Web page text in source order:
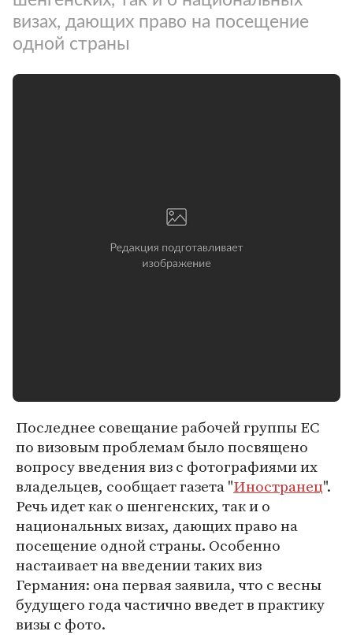
визах, дающих право на посещение
одной страны
Последнее совещание рабочей группы ЕС
по визовым проблемам было посвящено
вопросу введения виз с фотографиями их
владельцев, сообщает газета "Иностранец".
Речь идет как о шенгенских, так и о
национальных визах, дающих право на
посещение одной страны. Особенно
настаивает на введении таких виз
Германия: она первая заявила, что с весны
будущего года частично введет в практику
визы с фото.